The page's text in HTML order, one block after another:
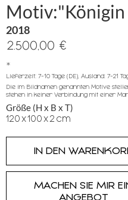
2018
2.500,00 €
*
Lieferzeit: 7-10 Tage (DE), Ausland: 7-21
Die im Bildnamen genannten Motive
stehen in keiner Verbindung mit einer
Größe (H x B x T)
120x100x2 cm
MACHEN SIE MIR
ANGEBOT